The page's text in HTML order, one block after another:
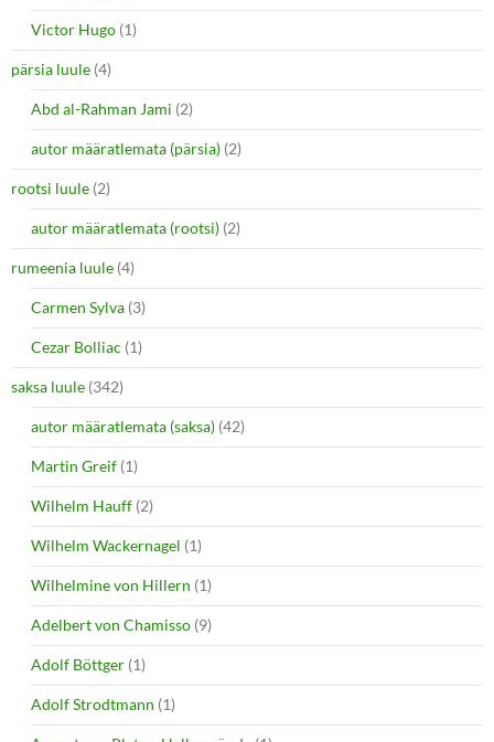
Victor Hugo (1)
pärsia luule (4)
Abd al-Rahman Jami (2)
autor määratlemata (pärsia) (2)
rootsi luule (2)
autor määratlemata (rootsi) (2)
rumeenia luule (4)
Carmen Sylva (3)
Cezar Bolliac (1)
saksa luule (342)
autor määratlemata (saksa) (42)
Martin Greif (1)
Wilhelm Hauff (2)
Wilhelm Wackernagel (1)
Wilhelmine von Hillern (1)
Adelbert von Chamisso (9)
Adolf Böttger (1)
Adolf Strodtmann (1)